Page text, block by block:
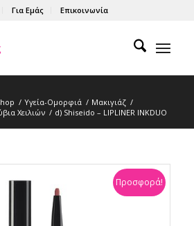
Για Εμάς Επικοινωνία
/ Υγεία-Ομορφιά / Μακιγιάζ /
Xειλιών / d) Shiseido – LIPLINER INKDUO
Προσφορά!